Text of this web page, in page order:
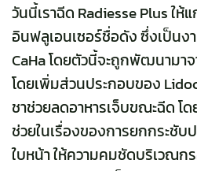
วันนี้เราฉีด Radiesse Plus ใ
อินฟลูเอนเซอร์ชื่อดัง ซึ่งเป็นง
CaHa โดยตัวนี้จะถูกพัฒนามา
โดยเพิ่มส่วนประกอบของ
ชาช่วยลดอาหารเจ็บขณะฉีด โด
ช่วยในเรื่องของการยกกระชั
ใบหน้า ให้ความคมชัดบริเวณก